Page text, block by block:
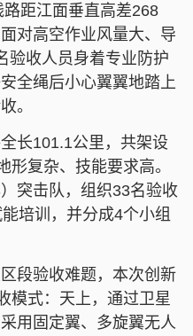
距江面垂直高差268
对高空作业风量大、导
验收人员身着专业防护
全绳后小心翼翼地踏上
。
101.1公里，共架设
形复杂、技能要求高。
突击队，组织33名验收
培训，并分成4个小组
验收难题，本次创新
模式：天上，通过卫星
用固定翼、多旋翼无人